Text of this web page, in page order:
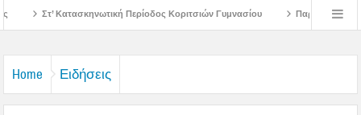
Κοριτσιών Γυμνασίου Παρακλήσεις πρώτης εβδομάδος
Home Ειδήσεις